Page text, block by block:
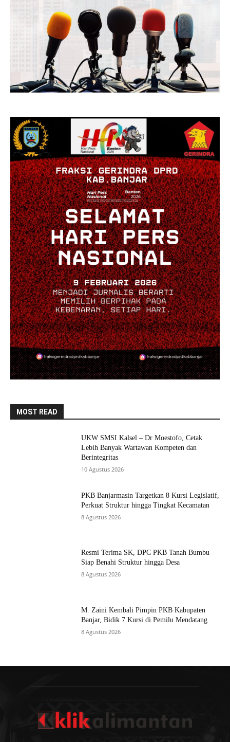
MOST READ
UKW SMSI Kalsel – Dr Moestofo, Cetak
Lebih Banyak Wartawan Kompeten dan
Berintegritas
10 Agustus 2026
PKB Banjarmasin Targetkan 8 Kursi Legislatif,
Perkuat Struktur hingga Tingkat Kecamatan
8 Agustus 2026
Resmi Terima SK, DPC PKB Tanah Bumbu
Siap Benahi Struktur hingga Desa
8 Agustus 2026
M. Zaini Kembali Pimpin PKB Kabupaten
Banjar, Bidik 7 Kursi di Pemilu Mendatang
8 Agustus 2026